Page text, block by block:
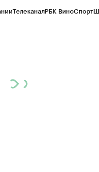
ТелеканалРБК ВиноСпорт